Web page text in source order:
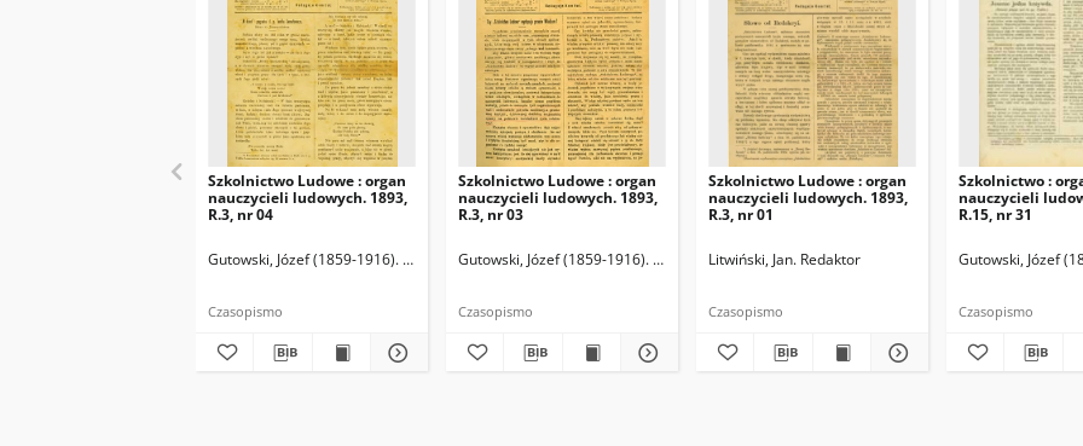
Szkolnictwo Ludowe : organ
nauczycieli ludowych. 1893,
R.3, nr 04
Gutowski, Józef (1859-1916). Redaktor
Czasopismo
Szkolnictwo Ludowe : organ
nauczycieli ludowych. 1893,
R.3, nr 03
Gutowski, Józef (1859-1916). Redaktor
Czasopismo
Szkolnictwo Ludowe : organ
nauczycieli ludowych. 1893,
R.3, nr 01
Litwiński, Jan. Redaktor
Czasopismo
Szkolnictwo :
nauczycieli
R.15, nr 31
Gutowski, Józef
Czasopismo